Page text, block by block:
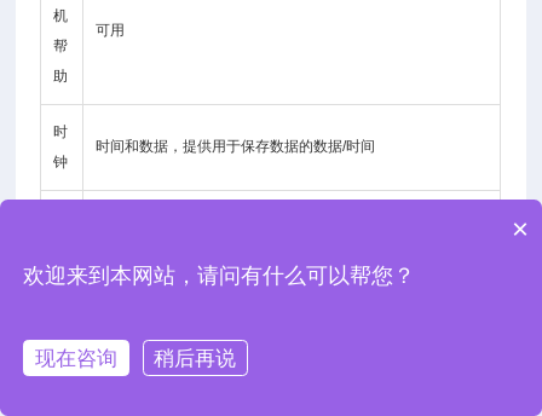
机
帮
助
可用
时
钟
时间和数据，提供用于保存数据的数据/时间
和
量
400(W) x 200(H) x 130(D)，大约 4 公斤。
×
欢迎来到本网站，请问有什么可以帮您？
现在咨询 稍后再说